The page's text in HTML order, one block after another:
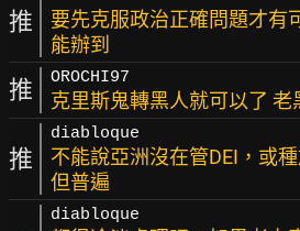
推
要先克服政治正確問題才有
能辦到
推 OROCHI97
克里斯鬼轉黑人就可以了 老
推
diabloque
不能說亞洲沒在管DEI，或
但普遍
diabloque